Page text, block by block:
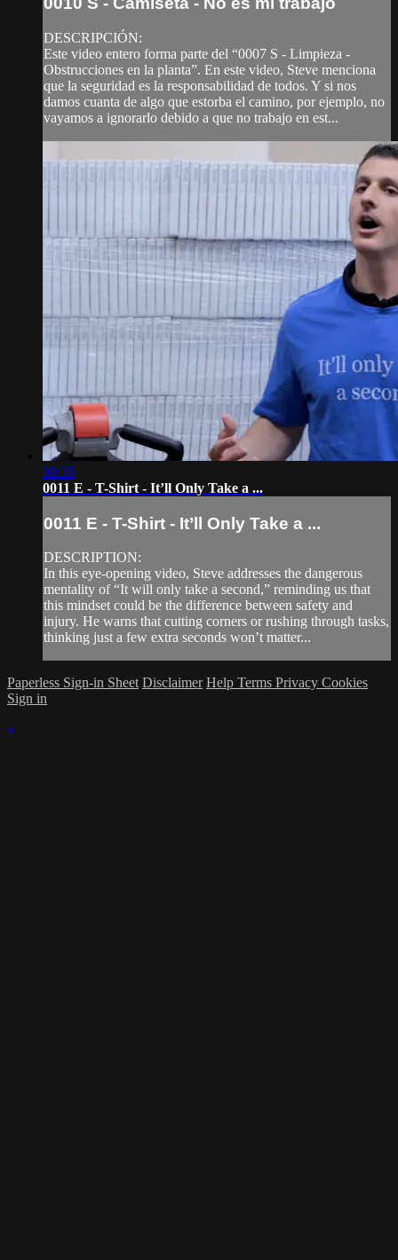
DESCRIPCIÓN:
Este video entero forma parte del “0007 S - Limpieza -
Obstrucciones en la planta”. En este video, Steve menciona
que la seguridad es la responsabilidad de todos. Y si nos
damos cuanta de algo que estorba el camino, por ejemplo, no
vayamos a ignorarlo debido a que no trabajo en est...
00:35
0011 E - T-Shirt - It’ll Only Take a ...
0011 E - T-Shirt - It’ll Only Take a ...
DESCRIPTION:
In this eye-opening video, Steve addresses the dangerous
mentality of “It will only take a second,” reminding us that
this mindset could be the difference between safety and
injury. He warns that cutting corners or rushing through tasks,
thinking just a few extra seconds won’t matter...
Paperless Sign-in Sheet Disclaimer Help Terms Privacy Cookies
Sign in
×